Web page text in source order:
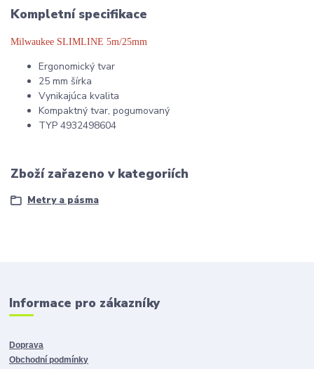
Kompletní specifikace
Milwaukee SLIMLINE 5m/25mm
Ergonomický tvar
25 mm šírka
Vynikajúca kvalita
Kompaktný tvar, pogumovaný
TYP 4932498604
Zboží zařazeno v kategoriích
Metry a pásma
Informace pro zákazníky
Doprava
Obchodní podmínky